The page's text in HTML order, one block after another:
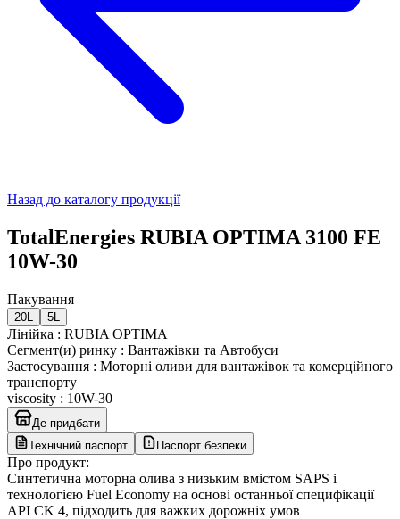
Назад до каталогу продукції
TotalEnergies RUBIA OPTIMA 3100 FE
10W-30
Пакування
20L 5L
Лінійка : RUBIA OPTIMA
Сегмент(и) ринку : Вантажівки та Автобуси
Застосування : Моторні оливи для вантажівок та комерційного
транспорту
viscosity : 10W-30
Де придбати
Технічний паспорт
Паспорт безпеки
Про продукт:
Синтетична моторна олива з низьким вмістом SAPS і
технологією Fuel Economy на основі останньої специфікації
API CK 4, підходить для важких дорожніх умов